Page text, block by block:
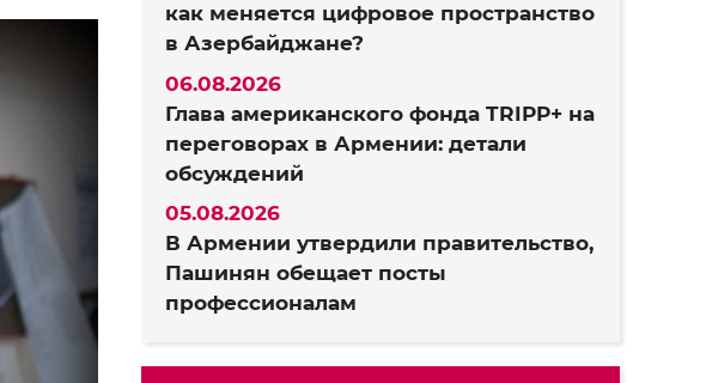
как меняется цифровое пространство
в Азербайджане?
Глава американского фонда TRIPP+ на
переговорах в Армении: детали
обсуждений
06.08.2026
В Армении утвердили правительство,
Пашинян обещает посты
профессионалам
05.08.2026